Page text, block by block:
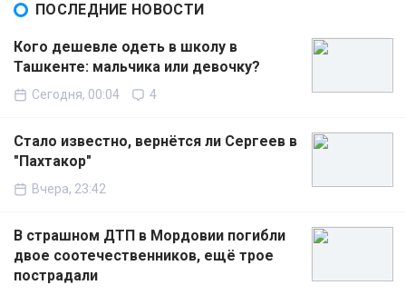
ПОСЛЕДНИЕ НОВОСТИ
Кого дешевле одеть в школу в
Ташкенте: мальчика или девочку?
Сегодня, 00:04 4
Стало известно, вернётся ли Сергеев в
"Пахтакор"
Вчера, 23:42
В страшном ДТП в Мордовии погибли
двое соотечественников, ещё трое
пострадали